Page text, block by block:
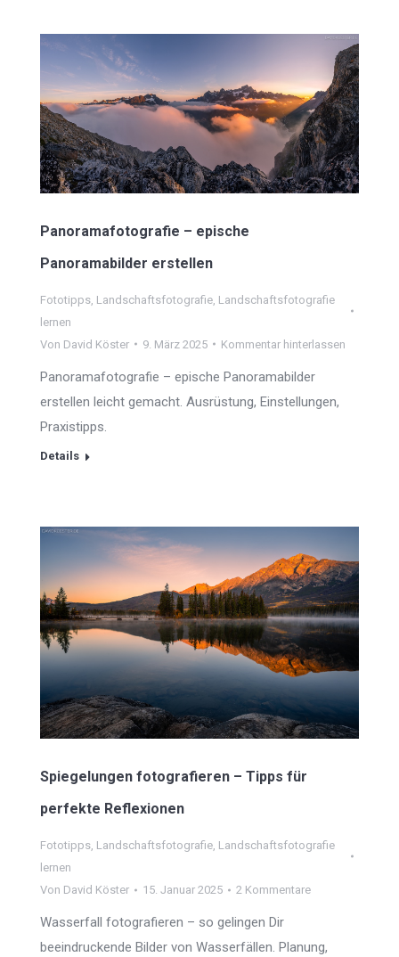
Panoramafotografie – epische
Panoramabilder erstellen
Fototipps Landschaftsfotografie Landschaftsfotografie
lernen
Von David Köster 9. März 2025 Kommentar hinterlassen
Panoramafotografie – epische Panoramabilder
erstellen leicht gemacht. Ausrüstung, Einstellungen,
Praxistipps.
Details
Spiegelungen fotografieren – Tipps für
perfekte Reflexionen
Fototipps, Landschaftsfotografie, Landschaftsfotografie
lernen
Von David Köster 15. Januar 2025 2 Kommentare
Wasserfall fotografieren – so gelingen Dir
beeindruckende Bilder von Wasserfällen. Planung,